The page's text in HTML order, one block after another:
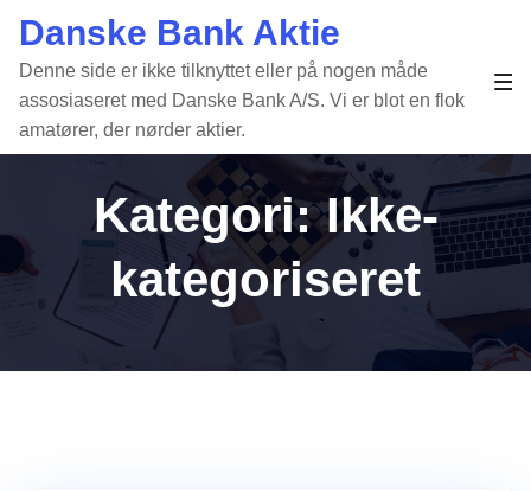
indhold
Danske Bank Aktie
Denne side er ikke tilknyttet eller på nogen måde
assosiaseret med Danske Bank A/S. Vi er blot en flok
amatører, der nørder aktier.
Kategori:Ikke-
kategoriseret